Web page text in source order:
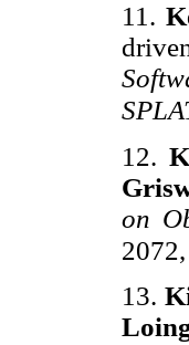
11.
12.
on
13.